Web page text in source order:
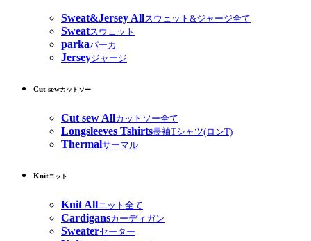
Sweat&Jersey Allスウェット&ジャージ全て
Sweatスウェット
parkaパーカ
Jerseyジャージ
Cut sewカットソー
Cut sew Allカットソー全て
Longsleeves Tshirts長袖Tシャツ(ロンT)
Thermalサーマル
Knitニット
Knit Allニット全て
Cardigansカーディガン
Sweaterセーター